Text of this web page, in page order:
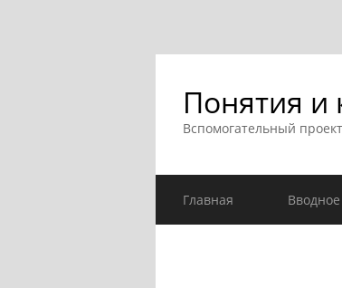
Понятия и
Вспомогательный
Главная